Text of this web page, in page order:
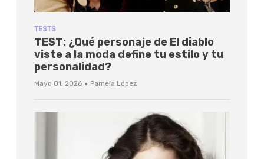
TESTS
TEST: ¿Qué personaje de El diablo
viste a la moda define tu estilo y tu
personalidad?
Mayo 01, 2026 · Pamela López